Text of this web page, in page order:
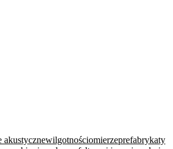
akustycznewilgotnościomierzeprefabrykaty